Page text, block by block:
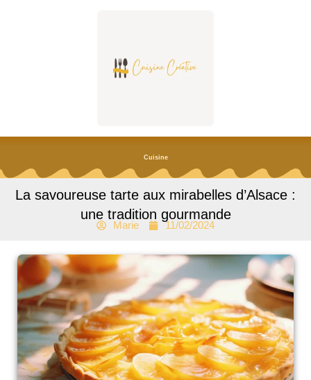
Cuisine
La savoureuse tarte aux mirabelles d’Alsace :
une tradition gourmande
Marie 11/02/2024